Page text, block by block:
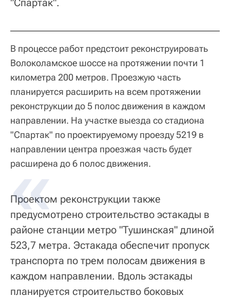
В процессе работ предстоит реконструировать
Волоколамское шоссе на протяжении почти 1
километра 200 метров. Проезжую часть
планируется расширить на всем протяжении
реконструкции до 5 полос движения в каждом
направлении. На участке выезда со стадиона
"Спартак" по проектируемому проезду 5219 в
направлении центра проезжая часть будет
расширена до 6 полос движения.
Проектом реконструкции также
предусмотрено строительство эстакады в
районе станции метро "Тушинская" длиной
523,7 метра. Эстакада обеспечит пропуск
транспорта по трем полосам движения в
каждом направлении. Вдоль эстакады
планируется строительство боковых